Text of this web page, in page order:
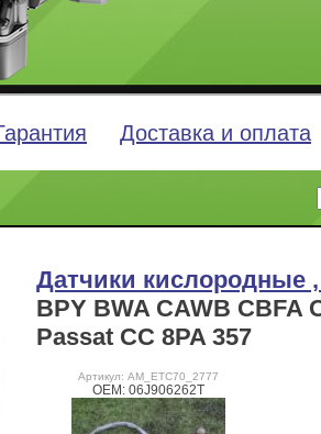
Доставка и оплата
Датчики кислородные
BPY BWA CAWB CBFA
Passat CC 8PA 357
Артикул: AM_ETC70_2777
OEM: 06J906262T